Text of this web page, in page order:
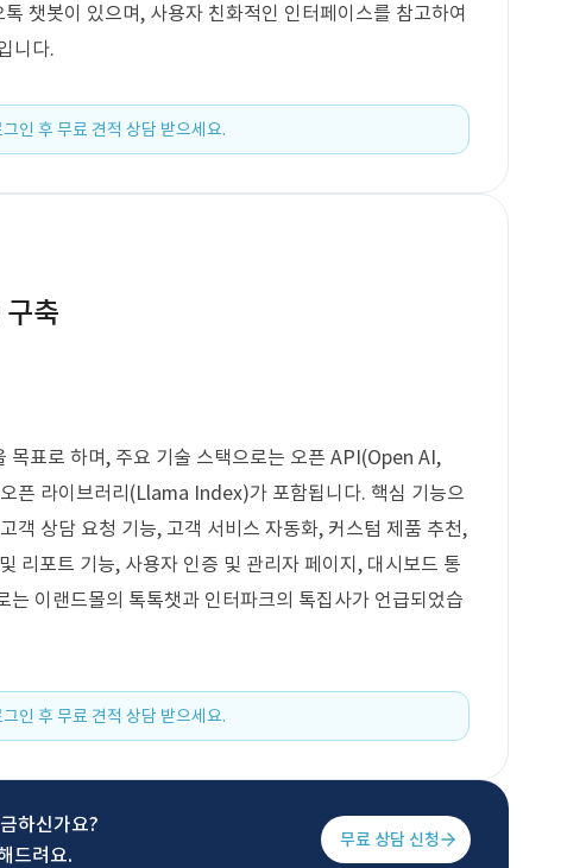
챗봇이 있으며, 사용자 친화적인 인터페이스를 참고하여
니다.
인 후 무료 견적 상담 받으세요.
축
목표로 하며, 주요 기술 스택으로는 오픈 API(Open AI,
라이브러리(Llama Index)가 포함됩니다. 핵심 기능으
객 상담 요청 기능, 고객 서비스 자동화, 커스텀 제품 추천,
리포트 기능, 사용자 인증 및 관리자 페이지, 대시보드 통
는 이랜드몰의 톡톡챗과 인터파크의 톡집사가 언급되었습
인 후 무료 견적 상담 받으세요.
하신가요?
드려요.
무료 상담 신청